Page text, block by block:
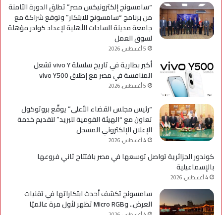
“سامسونج إلكترونيكس مصر” تطلق الدورة الثامنة
من برنامج “سامسونج للابتكار” وتوقع شراكة مع
جامعة مدينة السادات الأهلية لإعداد كوادر مؤهلة
لسوق العمل
5 أغسطس، 2026
أكبر بطارية في تاريخ سلسلة vivo Y تشعل
المنافسة في مصر مع إطلاق vivo Y500
5 أغسطس، 2026
“رئيس مجلس القضاء الأعلى” يوقّع بروتوكول
تعاون مع “الهيئة القومية للبريد” لتقديم خدمة
الإعلان الإلكتروني المسجل
4 أغسطس، 2026
كوندور الجزائرية تواصل توسعها في مصر بافتتاح ثاني فروعها
بالإسماعيلية
4 أغسطس، 2026
سامسونج تكشف أحدث ابتكاراتها في تقنيات
العرض.. وMicro RGB تظهر لأول مرة عالميًا